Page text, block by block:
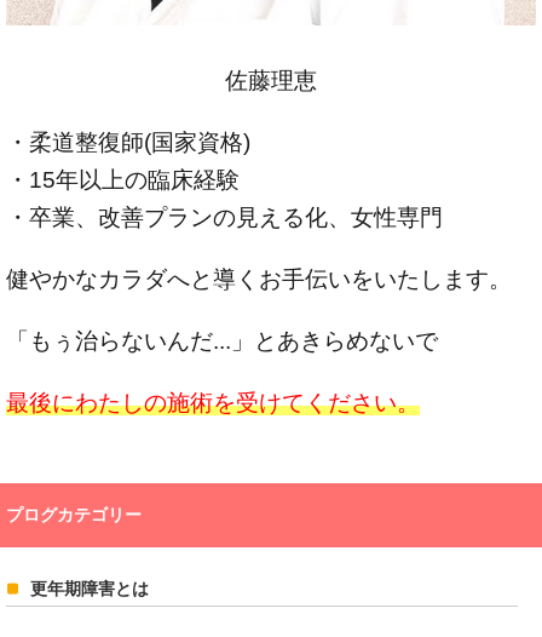
佐藤理恵
・柔道整復師(国家資格)
・15年以上の臨床経験
・卒業、改善プランの見える化、女性専門
健やかなカラダへと導くお手伝いをいたします。
「もぅ治らないんだ...」とあきらめないで
最後にわたしの施術を受けてください。
プログカテゴリー
更年期障害とは